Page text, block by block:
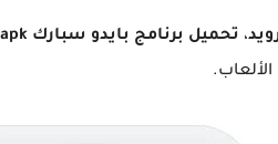
، تحميل برنامج بايدو سبارك apk